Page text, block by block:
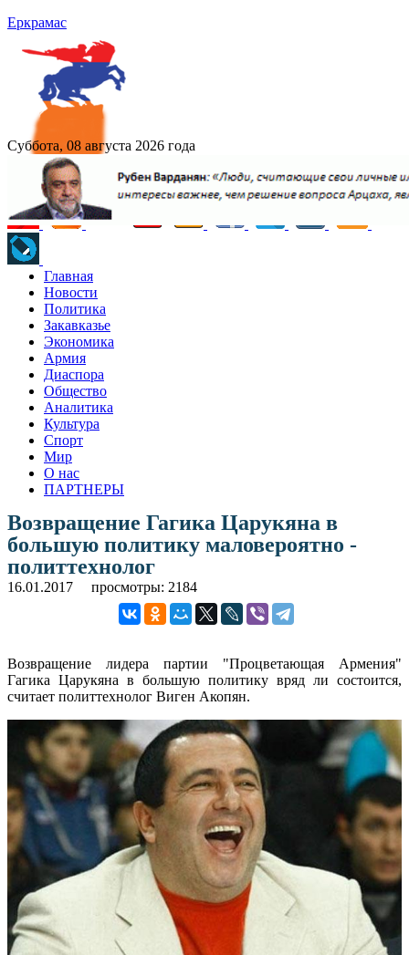
Еркрамас
Суббота, 08 августа 2026 года
Главная
Новости
Политика
Закавказье
Экономика
Армия
Диаспора
Общество
Аналитика
Культура
Спорт
Мир
О нас
ПАРТНЕРЫ
Возвращение Гагика Царукяна в
большую политику маловероятно -
политтехнолог
16.01.2017 просмотры: 2184
Возвращение лидера партии "Процветающая Армения"
Гагика Царукяна в большую политику вряд ли состоится,
считает политтехнолог Виген Акопян.